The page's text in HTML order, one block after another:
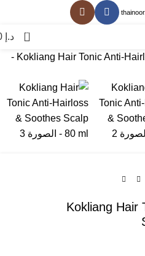
0 د.إ
Kokliang Hair